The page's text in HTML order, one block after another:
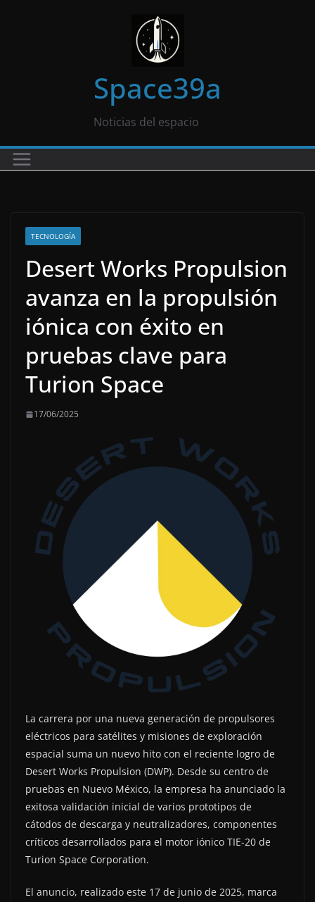
Space39a
Noticias del espacio
TECNOLOGÍA
Desert Works Propulsion
avanza en la propulsión
iónica con éxito en
pruebas clave para
Turion Space
17/06/2025
La carrera por una nueva generación de propulsores
eléctricos para satélites y misiones de exploración
espacial suma un nuevo hito con el reciente logro de
Desert Works Propulsion (DWP). Desde su centro de
pruebas en Nuevo México, la empresa ha anunciado la
exitosa validación inicial de varios prototipos de
cátodos de descarga y neutralizadores, componentes
críticos desarrollados para el motor iónico TIE-20 de
Turion Space Corporation.
El anuncio, realizado este 17 de junio de 2025, marca